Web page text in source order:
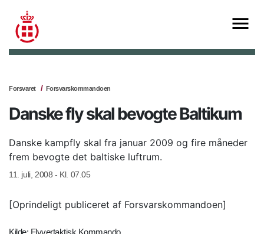
Forsvaret Forsvarskommandoen
Danske fly skal bevogte Baltikum
Danske kampfly skal fra januar 2009 og fire måneder
frem bevogte det baltiske luftrum.
11. juli, 2008 - Kl. 07.05
[Oprindeligt publiceret af Forsvarskommandoen]
Kilde: Flyvertaktisk Kommando.